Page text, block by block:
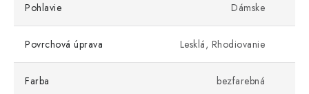
Pohlavie Dámske
Povrchová úprava Lesklá, Rhodiovanie
Farba bezfarebná